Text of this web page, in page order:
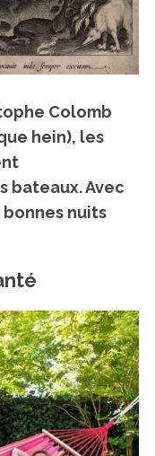
Colomb
hein), les
bateaux. Avec
bonnes nuits